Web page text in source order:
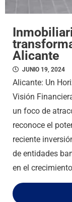
Alicante
JUNIO 19, 2024
Alicante: Un
Visión
un foco de
reconoce el
reciente
de entidades
en el